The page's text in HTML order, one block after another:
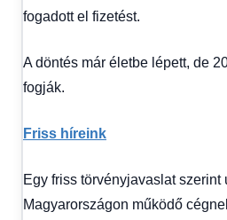
fogadott el fizetést.
A döntés már életbe lépett, de
fogják.
Friss híreink
Egy friss törvényjavaslat szerint
Magyarországon működő